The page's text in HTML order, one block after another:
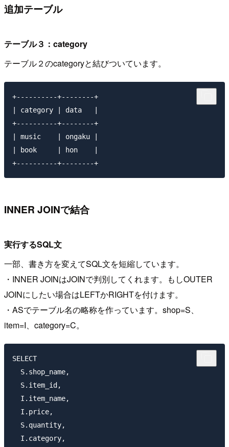
追加テーブル
テーブル３：category
テーブル２のcategoryと結びついています。
+----------+--------+
| category | data   |
+----------+--------+
| music    | ongaku |
| book     | hon    |
INNER JOINで結合
実行するSQL文
一部、書き方を変えてSQL文を短縮しています。
・INNER JOINはJOINで判別してくれます。もしOUTER
JOINにしたい場合はLEFTかRIGHTを付けます。
・ASでテーブル名の略称を作っています。shop=S、
item=I、category=C。
SELECT
  S.shop_name,
  S.item_id,
  I.item_name,
  I.price,
  S.quantity,
  I.category,